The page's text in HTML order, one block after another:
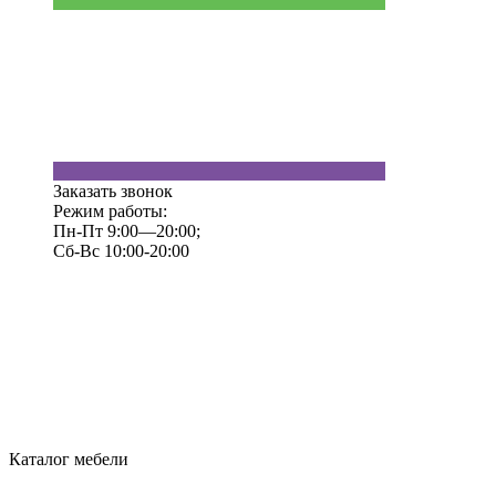
Заказать звонок
Режим работы:
Пн-Пт 9:00—20:00;
Сб-Вс 10:00-20:00
Каталог мебели